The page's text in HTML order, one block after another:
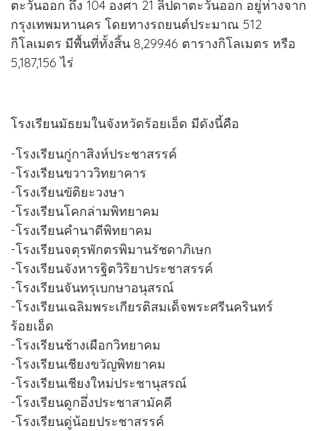
ตะวันออก ถึง 104 องศา 21 ลิปดาตะวันออก อยู่ห่างจาก
กรุงเทพมหานคร โดยทางรถยนต์ประมาณ 512
กิโลเมตร มีพื้นที่ทั้งสิ้น 8,299.46 ตารางกิโลเมตร หรือ
5,187,156 ไร่
โรงเรียนมัธยมในจังหวัดร้อยเอ็ด มีดังนี้คือ
-โรงเรียนกู่กาสิงห์ประชาสรรค์
-โรงเรียนขวาววิทยาคาร
-โรงเรียนขัติยะวงษา
-โรงเรียนโคกล่ามพิทยาคม
-โรงเรียนคำนาดีพิทยาคม
-โรงเรียนจตุรพักตรพิมานรัชดาภิเษก
-โรงเรียนจังหารฐิตวิริยาประชาสรรค์
-โรงเรียนจันทรุเบกษาอนุสรณ์
-โรงเรียนเฉลิมพระเกียรติสมเด็จพระศรีนครินทร์
ร้อยเอ็ด
-โรงเรียนช้างเผือกวิทยาคม
-โรงเรียนเชียงขวัญพิทยาคม
-โรงเรียนเชียงใหม่ประชานุสรณ์
-โรงเรียนดูกอึ่งประชาสามัคคี
-โรงเรียนดู่น้อยประชาสรรค์